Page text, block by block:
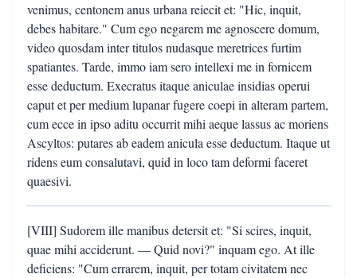
venimus, centonem anus urbana reiecit et: "Hic, inquit,
debes habitare." Cum ego negarem me agnoscere domum,
video quosdam inter titulos nudasque meretrices furtim
spatiantes. Tarde, immo iam sero intellexi me in fornicem
esse deductum. Execratus itaque aniculae insidias operui
caput et per medium lupanar fugere coepi in alteram partem,
cum ecce in ipso aditu occurrit mihi aeque lassus ac moriens
Ascyltos: putares ab eadem anicula esse deductum. Itaque ut
ridens eum consalutavi, quid in loco tam deformi faceret
quaesivi.
[VIII] Sudorem ille manibus detersit et: "Si scires, inquit,
quae mihi acciderunt. — Quid novi?" inquam ego. At ille
deficiens: "Cum errarem, inquit, per totam civitatem nec